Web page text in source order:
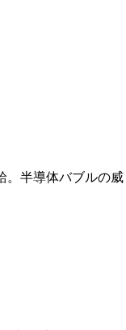
。半導体バブルの威